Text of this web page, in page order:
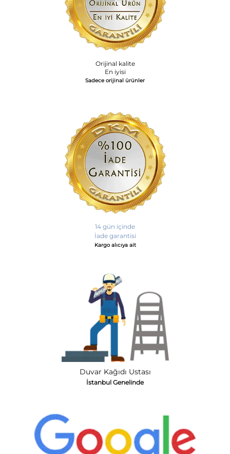
Orijinal kalite
En iyisi
Sadece orijinal ürünler
14 gün içinde
İade garantisi
Kargo alıcıya ait
Duvar Kağıdı Ustası
İstanbul Genelinde